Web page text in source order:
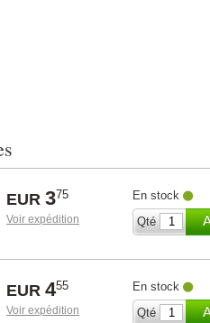
EUR 375
Voir expédition
En stock
Qté
EUR 455
Voir expédition
En stock
Qté